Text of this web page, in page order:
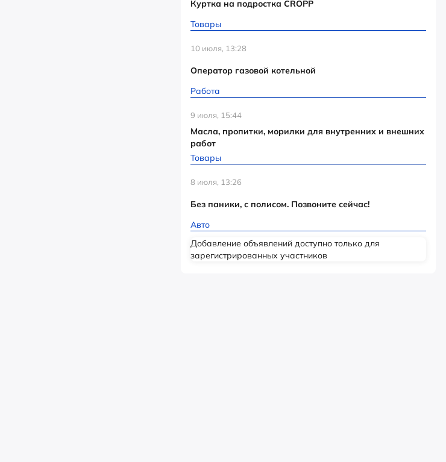
Куртка на подростка CROPP
Товары
10 июля, 13:28
Оператор газовой котельной
Работа
9 июля, 15:44
Масла, пропитки, морилки для внутренних и внешних
работ
Товары
8 июля, 13:26
Без паники, с полисом. Позвоните сейчас!
Авто
Добавление объявлений доступно только для
зарегистрированных участников